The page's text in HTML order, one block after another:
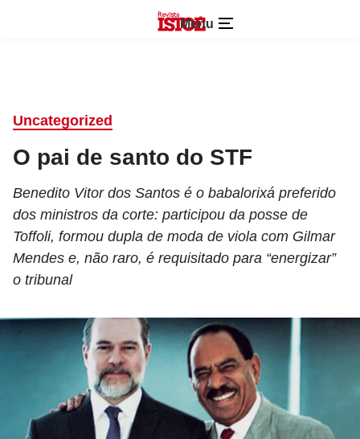
Menu
Uncategorized
O pai de santo do STF
Benedito Vitor dos Santos é o babalorixá preferido
dos ministros da corte: participou da posse de
Toffoli, formou dupla de moda de viola com Gilmar
Mendes e, não raro, é requisitado para “energizar”
o tribunal